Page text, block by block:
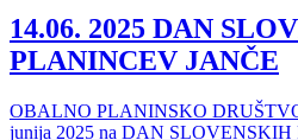
14.06. 2025 DAN
PLANINCEV JANČE
OBALNO PLANINSKO
junija 2025 na DAN